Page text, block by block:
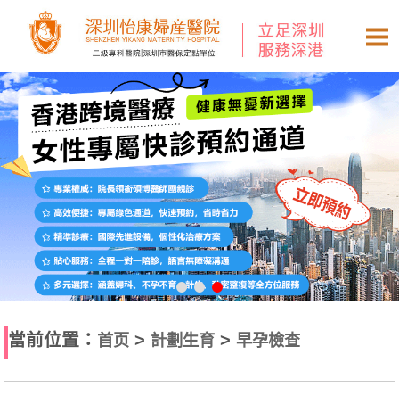
當前位置： 首页 > 計劃生育 >早孕檢查